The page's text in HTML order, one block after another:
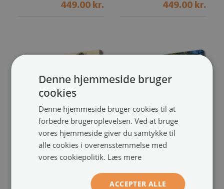
449.00 kr. 449.00 kr.
Lærred foto
Painted Tree Art
449.00 kr.
Billede lærred
Have Japan Landskab
størrelse fra: 100x50 cm
Denne hjemmeside bruger
cookies
Denne hjemmeside bruger cookies til at
forbedre brugeroplevelsen. Ved at bruge
vores hjemmeside giver du samtykke til
alle cookies i overensstemmelse med
vores cookiepolitik. Læs mere
ACCEPTER ALLE